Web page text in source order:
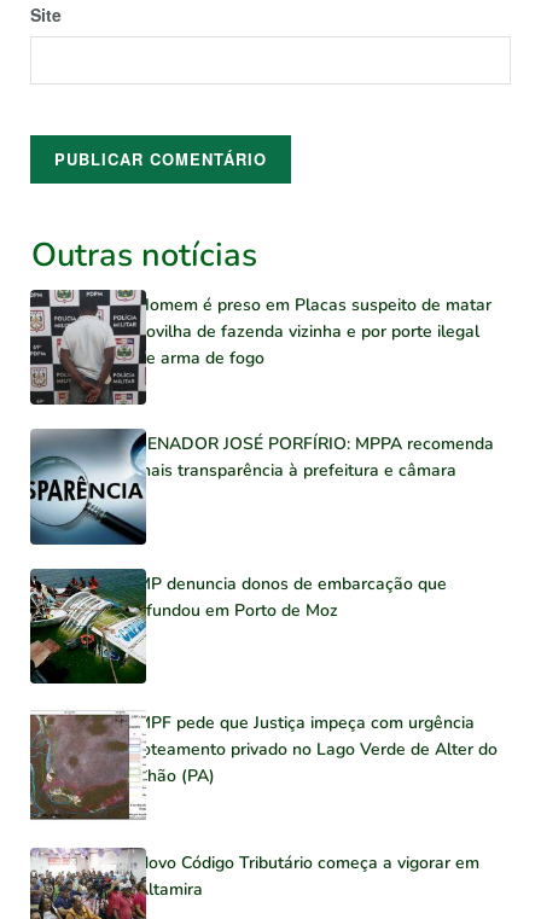
Site
Outras notícias
Homem é preso em Placas suspeito de matar
novilha de fazenda vizinha e por porte ilegal
de arma de fogo
SENADOR JOSÉ PORFÍRIO: MPPA recomenda
mais transparência à prefeitura e câmara
MP denuncia donos de embarcação que
afundou em Porto de Moz
MPF pede que Justiça impeça com urgência
loteamento privado no Lago Verde de Alter do
Chão (PA)
Novo Código Tributário começa a vigorar em
Altamira